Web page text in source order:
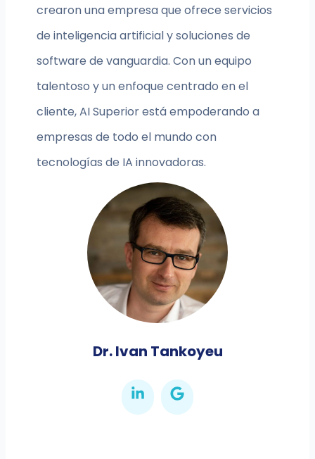
crearon una empresa que ofrece servicios
de inteligencia artificial y soluciones de
software de vanguardia. Con un equipo
talentoso y un enfoque centrado en el
cliente, AI Superior está empoderando a
empresas de todo el mundo con
tecnologías de IA innovadoras.
Dr. Ivan Tankoyeu